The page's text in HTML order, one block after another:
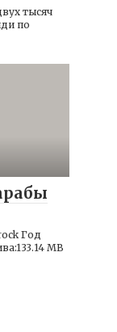
тысяч
по
Год
MB